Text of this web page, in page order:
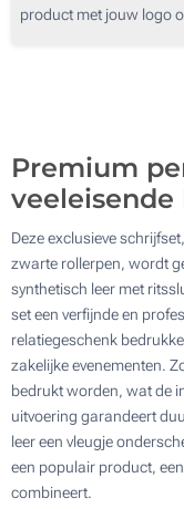
1 Kleur (Op het etui)
100
product met jouw logo
Premium
Deze exclusieve
zwarte rollerpen, wordt
synthetisch leer met
set een verfijnde en
relatiegeschenk
zakelijke evenementen.
bedrukt worden, wat de
uitvoering garandeert
leer een vleugje
een populair product,
combineert.